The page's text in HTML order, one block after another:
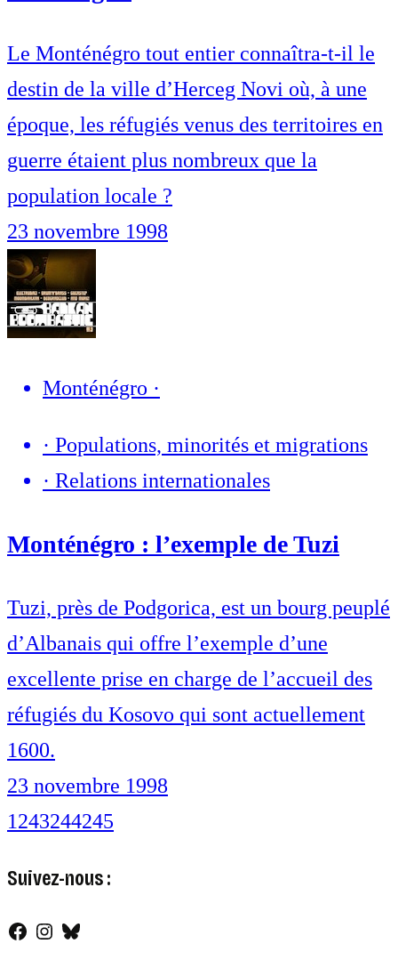
Le Monténégro tout entier connaîtra-t-il le
destin de la ville d’Herceg Novi où, à une
époque, les réfugiés venus des territoires en
guerre étaient plus nombreux que la
population locale ?
23 novembre 1998
Monténégro ·
· Populations, minorités et migrations
· Relations internationales
Monténégro : l’exemple de Tuzi
Tuzi, près de Podgorica, est un bourg peuplé
d’Albanais qui offre l’exemple d’une
excellente prise en charge de l’accueil des
réfugiés du Kosovo qui sont actuellement
1600.
23 novembre 1998
1243244245
Suivez-nous :
Facebook
Instagram
Bluesky